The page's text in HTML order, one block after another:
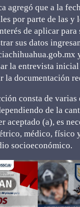
agregó que a la
por parte de las y
de aplicar para
sus datos
la entrevista inicial
la documentación
consta de varias
de la
aceptado (a), es
médico, físico
socioeconómico.